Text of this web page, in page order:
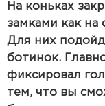
На коньках
замками как на
Для них
ботинок.
фиксировал
тем, что вы